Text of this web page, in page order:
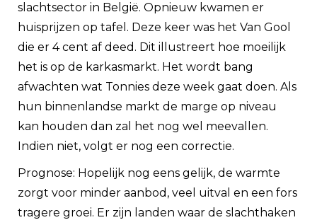
slachtsector in België. Opnieuw kwamen er
huisprijzen op tafel. Deze keer was het Van Gool
die er 4 cent af deed. Dit illustreert hoe moeilijk
het is op de karkasmarkt. Het wordt bang
afwachten wat Tonnies deze week gaat doen. Als
hun binnenlandse markt de marge op niveau
kan houden dan zal het nog wel meevallen.
Indien niet, volgt er nog een correctie.
Prognose: Hopelijk nog eens gelijk, de warmte
zorgt voor minder aanbod, veel uitval en een fors
tragere groei. Er zijn landen waar de slachthaken